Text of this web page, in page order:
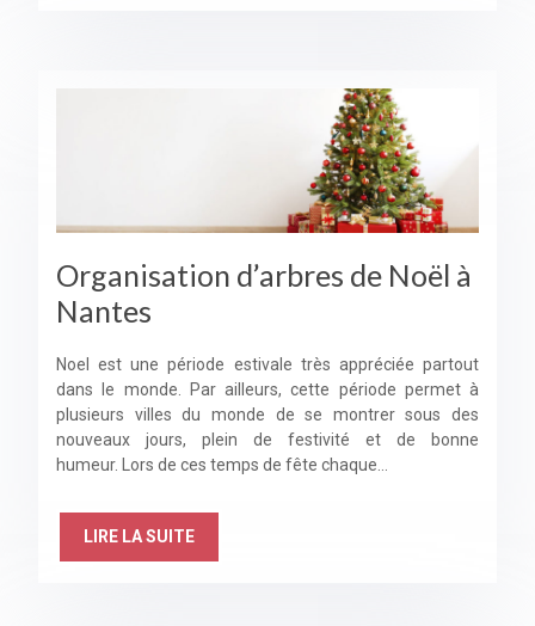
Organisation d’arbres de Noël à
Nantes
Noel est une période estivale très appréciée partout
dans le monde. Par ailleurs, cette période permet à
plusieurs villes du monde de se montrer sous des
nouveaux jours, plein de festivité et de bonne
humeur. Lors de ces temps de fête chaque…
LIRE LA SUITE